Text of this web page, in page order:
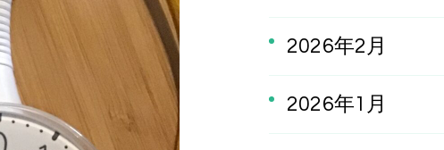
2026年2月
2026年1月